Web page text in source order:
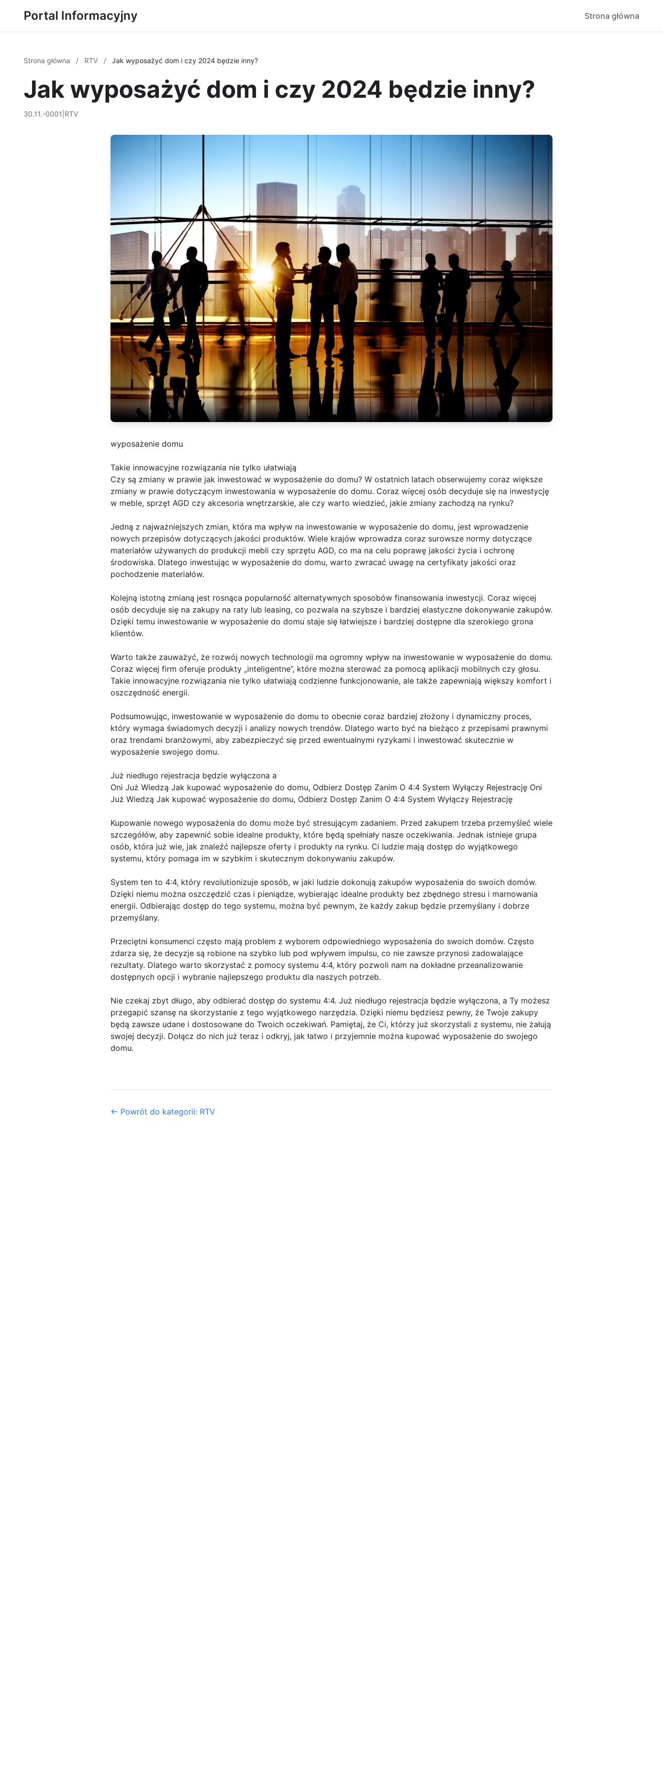
Portal Informacyjny Strona główna
Strona główna / RTV / Jak wyposażyć dom i czy 2024 będzie inny?
Jak wyposażyć dom i czy 2024 będzie inny?
30.11.-0001 RTV
wyposażenie domu
Takie innowacyjne rozwiązania nie tylko ułatwiają
Czy są zmiany w prawie jak inwestować w wyposażenie do domu? W ostatnich latach obserwujemy coraz większe
zmiany w prawie dotyczącym inwestowania w wyposażenie do domu. Coraz więcej osób decyduje się na inwestycję
w meble, sprzęt AGD czy akcesoria wnętrzarskie, ale czy warto wiedzieć, jakie zmiany zachodzą na rynku?
Jedną z najważniejszych zmian, która ma wpływ na inwestowanie w wyposażenie do domu, jest wprowadzenie
nowych przepisów dotyczących jakości produktów. Wiele krajów wprowadza coraz surowsze normy dotyczące
materiałów używanych do produkcji mebli czy sprzętu AGD, co ma na celu poprawę jakości życia i ochronę
środowiska. Dlatego inwestując w wyposażenie do domu, warto zwracać uwagę na certyfikaty jakości oraz
pochodzenie materiałów.
Kolejną istotną zmianą jest rosnąca popularność alternatywnych sposobów finansowania inwestycji. Coraz więcej
osób decyduje się na zakupy na raty lub leasing, co pozwala na szybsze i bardziej elastyczne dokonywanie zakupów.
Dzięki temu inwestowanie w wyposażenie do domu staje się łatwiejsze i bardziej dostępne dla szerokiego grona
klientów.
Warto także zauważyć, że rozwój nowych technologii ma ogromny wpływ na inwestowanie w wyposażenie do domu.
Coraz więcej firm oferuje produkty „inteligentne”, które można sterować za pomocą aplikacji mobilnych czy głosu.
Takie innowacyjne rozwiązania nie tylko ułatwiają codzienne funkcjonowanie, ale także zapewniają większy komfort i
oszczędność energii.
Podsumowując, inwestowanie w wyposażenie do domu to obecnie coraz bardziej złożony i dynamiczny proces,
który wymaga świadomych decyzji i analizy nowych trendów. Dlatego warto być na bieżąco z przepisami prawnymi
oraz trendami branżowymi, aby zabezpieczyć się przed ewentualnymi ryzykami i inwestować skutecznie w
wyposażenie swojego domu.
Już niedługo rejestracja będzie wyłączona a
Oni Już Wiedzą Jak kupować wyposażenie do domu, Odbierz Dostęp Zanim O 4:4 System Wyłączy Rejestrację Oni
Już Wiedzą Jak kupować wyposażenie do domu, Odbierz Dostęp Zanim O 4:4 System Wyłączy Rejestrację
Kupowanie nowego wyposażenia do domu może być stresującym zadaniem. Przed zakupem trzeba przemyśleć wiele
szczegółów, aby zapewnić sobie idealne produkty, które będą spełniały nasze oczekiwania. Jednak istnieje grupa
osób, która już wie, jak znaleźć najlepsze oferty i produkty na rynku. Ci ludzie mają dostęp do wyjątkowego
systemu, który pomaga im w szybkim i skutecznym dokonywaniu zakupów.
System ten to 4:4, który revolutionizuje sposób, w jaki ludzie dokonują zakupów wyposażenia do swoich domów.
Dzięki niemu można oszczędzić czas i pieniądze, wybierając idealne produkty bez zbędnego stresu i marnowania
energii. Odbierając dostęp do tego systemu, można być pewnym, że każdy zakup będzie przemyślany i dobrze
przemyślany.
Przeciętni konsumenci często mają problem z wyborem odpowiedniego wyposażenia do swoich domów. Często
zdarza się, że decyzje są robione na szybko lub pod wpływem impulsu, co nie zawsze przynosi zadowalające
rezultaty. Dlatego warto skorzystać z pomocy systemu 4:4, który pozwoli nam na dokładne przeanalizowanie
dostępnych opcji i wybranie najlepszego produktu dla naszych potrzeb.
Nie czekaj zbyt długo, aby odbierać dostęp do systemu 4:4. Już niedługo rejestracja będzie wyłączona, a Ty możesz
przegapić szansę na skorzystanie z tego wyjątkowego narzędzia. Dzięki niemu będziesz pewny, że Twoje zakupy
będą zawsze udane i dostosowane do Twoich oczekiwań. Pamiętaj, że Ci, którzy już skorzystali z systemu, nie żałują
swojej decyzji. Dołącz do nich już teraz i odkryj, jak łatwo i przyjemnie można kupować wyposażenie do swojego
domu.
← Powrót do kategorii: RTV